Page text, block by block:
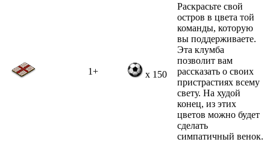
1+ x 150
Раскрасьте свой
остров в цвета той
команды, которую
вы поддерживаете.
Эта клумба
позволит вам
рассказать о своих
пристрастиях всему
свету. На худой
конец, из этих
цветов можно будет
сделать
симпатичный венок.